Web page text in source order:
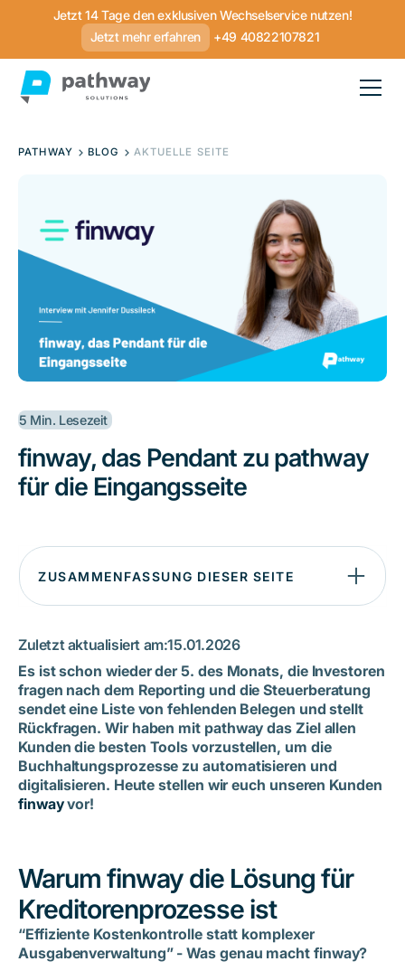
Jetzt 14 Tage den exklusiven Wechselservice nutzen!
Jetzt mehr erfahren
+49 40822107821
PATHWAY BLOG AKTUELLE SEITE
5 Min. Lesezeit
finway, das Pendant zu pathway
für die Eingangsseite
ZUSAMMENFASSUNG DIESER SEITE
Was finway von anderen Finanztools unterscheidet
Buchhaltung mit finway, Stripe und pathway – ein
eingespieltes System
Setup-Tipps für CFOs – so gelingt der Aufbau moderner
Finanzprozesse
Warum Individualisierung für Finanzprozesse entscheidend
ist
Diese Tools nutzt finway zusätzlich zur Automatisierung
Zuletzt aktualisiert am:15.01.2026
Es ist schon wieder der 5. des Monats, die Investoren
fragen nach dem Reporting und die Steuerberatung
sendet eine Liste von fehlenden Belegen und stellt
Rückfragen. Wir haben mit pathway das Ziel allen
Kunden die besten Tools vorzustellen, um die
Buchhaltungsprozesse zu automatisieren und
digitalisieren. Heute stellen wir euch unseren Kunden
finwayvor!
Warum finway die Lösung für
Kreditorenprozesse ist
“Effiziente Kostenkontrolle statt komplexer
Ausgabenverwaltung” - Was genau macht finway?